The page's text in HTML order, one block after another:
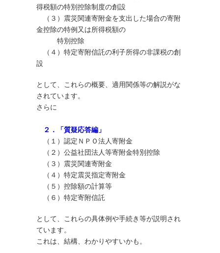
得税額の特別控除制度の創設
（３）震災関連寄附金を支出した場合の寄附
金控除の特例又は所得税額の
特別控除
（４）特定寄附信託の利子所得の非課税の創
設
として、これらの概要、適用関係等の解説がな
されています。
さらに
２．「質疑応答編」
（１）認定ＮＰＯ法人寄附金
（２）公益社団法人等寄附金特別控除
（３）震災関連寄附金
（４）特定震災指定寄附金
（５）控除額の計算等
（６）特定寄附信託
として、これらの具体例や手続き等が説明され
ています。
これは、結構、わかりやすいかも。